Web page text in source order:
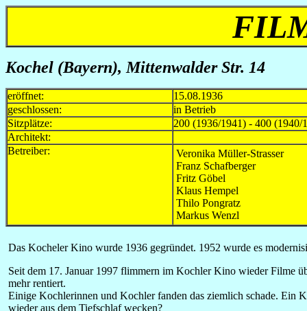
Kochel (Bayern), Mittenwalder Str. 14
eröffnet:
15.08.1936
geschlossen:
in Betrieb
Sitzplätze:
200 (1936/1941) - 400
Architekt:
Betreiber:
Veronika Müller-Strasser
Franz Schafberger
Fritz Göbel
Klaus Hempel
Thilo Pongratz
Markus Wenzl
Das Kocheler Kino wurde 1936 gegründet. 1952 wurde es
Seit dem 17. Januar 1997 flimmern im Kochler Kino wieder Filme
mehr rentiert.
Einige Kochlerinnen und Kochler fanden das ziemlich schade. Ein
wieder aus dem Tiefschlaf wecken?